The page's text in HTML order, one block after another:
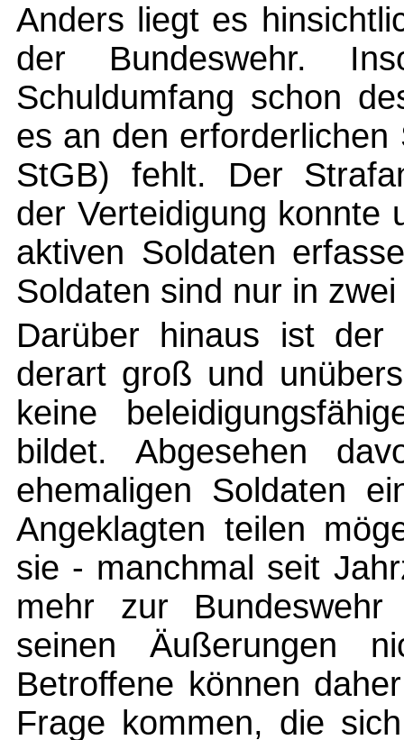
Anders liegt es
der Bundeswehr.
Schuldumfang schon
es an den
StGB) fehlt. Der
der Verteidigung konnte
aktiven Soldaten
Soldaten sind nur in
Darüber hinaus ist der
derart groß und
keine
bildet. Abgesehen
ehemaligen Soldaten
Angeklagten teilen
sie - manchmal seit
mehr zur
seinen Äußerungen
Betroffene können
Frage kommen, die